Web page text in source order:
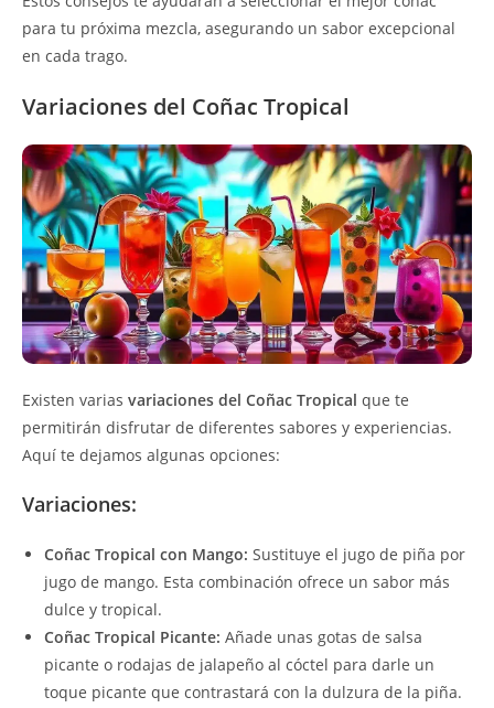
para tu próxima mezcla, asegurando un sabor excepcional
en cada trago.
Variaciones del Coñac Tropical
Existen varias variaciones del Coñac Tropical que te
permitirán disfrutar de diferentes sabores y experiencias.
Aquí te dejamos algunas opciones:
Variaciones:
Coñac Tropical con Mango: Sustituye el jugo de piña por
jugo de mango. Esta combinación ofrece un sabor más
dulce y tropical.
Coñac Tropical Picante: Añade unas gotas de salsa
picante o rodajas de jalapeño al cóctel para darle un
toque picante que contrastará con la dulzura de la piña.